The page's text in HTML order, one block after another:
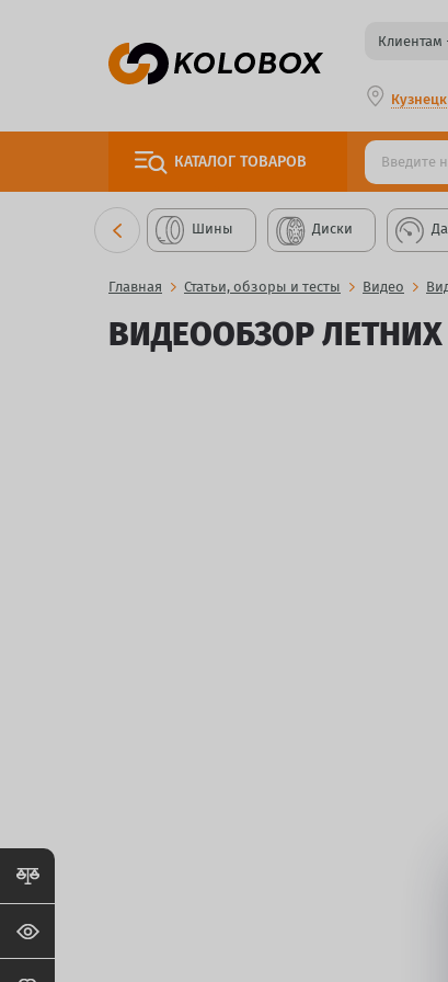
Клиентам
Кузнецк
КАТАЛОГ ТОВАРОВ
Шины Диски
Главная Статьи, обзоры и тесты Видео
ВИДЕООБЗОР ЛЕТНИХ